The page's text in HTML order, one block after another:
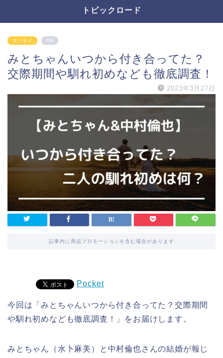
トピックロード
エンタメ PR
みとちゃんいつから付き合ってた？
交際期間や馴れ初めなども徹底調査！
2023年3月27日
記事内に商品プロモーションを含む場合があります
Pocket
今回は「みとちゃんいつから付き合ってた？交際期間
や馴れ初めなども徹底調査！」をお届けします。
みとちゃん（水卜麻美）と中村倫也さんの結婚が報じ